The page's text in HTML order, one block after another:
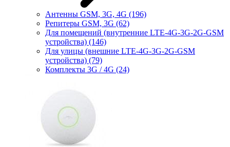
Антенны GSM, 3G, 4G (196)
Репитеры GSM, 3G (62)
Для помещений (внутренние LTE-4G-3G-2G-GSM
устройства) (146)
Для улицы (внешние LTE-4G-3G-2G-GSM
устройства) (79)
Комплекты 3G / 4G (24)